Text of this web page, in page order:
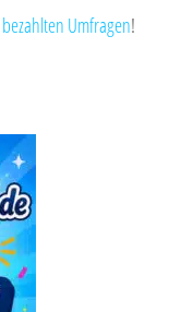
bezahlten Umfragen!